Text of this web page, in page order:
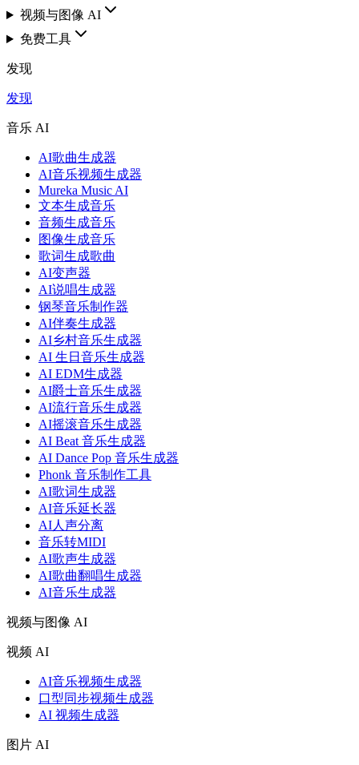
视频与图像 AI
免费工具
发现
发现
音乐 AI
AI歌曲生成器
AI音乐视频生成器
Mureka Music AI
文本生成音乐
音频生成音乐
图像生成音乐
歌词生成歌曲
AI变声器
AI说唱生成器
钢琴音乐制作器
AI伴奏生成器
AI乡村音乐生成器
AI 生日音乐生成器
AI EDM生成器
AI爵士音乐生成器
AI流行音乐生成器
AI摇滚音乐生成器
AI Beat 音乐生成器
AI Dance Pop 音乐生成器
Phonk 音乐制作工具
AI歌词生成器
AI音乐延长器
AI人声分离
音乐转MIDI
AI歌声生成器
AI歌曲翻唱生成器
AI音乐生成器
视频与图像 AI
视频 AI
AI音乐视频生成器
口型同步视频生成器
AI 视频生成器
图片 AI